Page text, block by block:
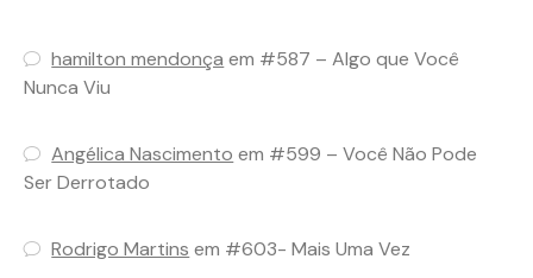
hamilton mendonça em #587 – Algo que Você
Nunca Viu
Angélica Nascimento em #599 – Você Não Pode
Ser Derrotado
Rodrigo Martins em #603- Mais Uma Vez